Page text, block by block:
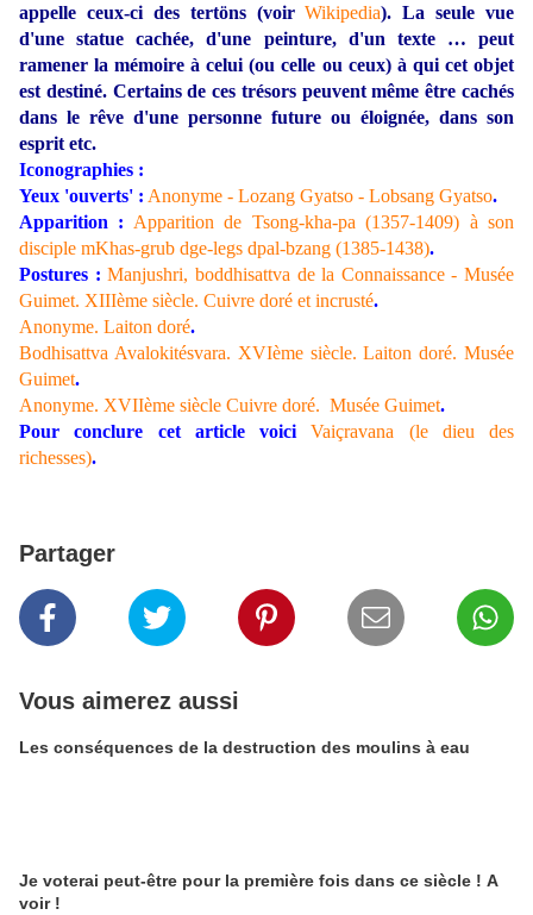
appelle ceux-ci des tertöns (voir Wikipedia). La seule vue
d'une statue cachée, d'une peinture, d'un texte … peut
ramener la mémoire à celui (ou celle ou ceux) à qui cet objet
est destiné. Certains de ces trésors peuvent même être cachés
dans le rêve d'une personne future ou éloignée, dans son
esprit etc.
Iconographies :
Yeux 'ouverts' : Anonyme - Lozang Gyatso - Lobsang Gyatso.
Apparition : Apparition de Tsong-kha-pa (1357-1409) à son
disciple mKhas-grub dge-legs dpal-bzang (1385-1438).
Postures : Manjushri, boddhisattva de la Connaissance - Musée
Guimet. XIIIème siècle. Cuivre doré et incrusté.
Anonyme. Laiton doré.
Bodhisattva Avalokitésvara. XVIème siècle. Laiton doré. Musée
Guimet.
Anonyme. XVIIème siècle Cuivre doré. Musée Guimet.
Pour conclure cet article voici
Vaiçravana (le dieu des
richesses).
Partager
Vous aimerez aussi
Les conséquences de la destruction des moulins à eau
Je voterai peut-être pour la première fois dans ce siècle ! A
voir !